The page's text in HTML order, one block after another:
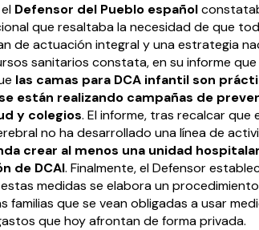
Defensor del Pueblo español
que resaltaba la necesidad de que
de actuación integral y una estrategia
sanitarios constata, en su informe que
las camas para DCA infantil son
están realizando campañas de
y colegios. El informe, tras recalcar que
no ha desarrollado una línea de
crear al menos una unidad
de DCAI. Finalmente, el Defensor
medidas se elabora un
familias que se vean obligadas a usar
que hoy afrontan de forma privada.